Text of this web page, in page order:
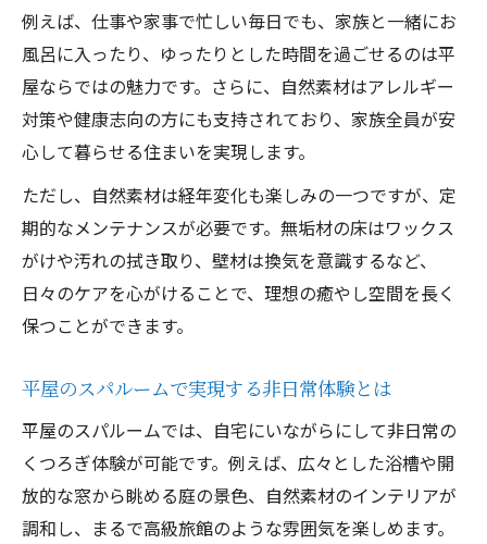
例えば、仕事や家事で忙しい毎日でも、家族と一緒にお
風呂に入ったり、ゆったりとした時間を過ごせるのは平
屋ならではの魅力です。さらに、自然素材はアレルギー
対策や健康志向の方にも支持されており、家族全員が安
心して暮らせる住まいを実現します。
ただし、自然素材は経年変化も楽しみの一つですが、定
期的なメンテナンスが必要です。無垢材の床はワックス
がけや汚れの拭き取り、壁材は換気を意識するなど、
日々のケアを心がけることで、理想の癒やし空間を長く
保つことができます。
平屋のスパルームで実現する非日常体験とは
平屋のスパルームでは、自宅にいながらにして非日常の
くつろぎ体験が可能です。例えば、広々とした浴槽や開
放的な窓から眺める庭の景色、自然素材のインテリアが
調和し、まるで高級旅館のような雰囲気を楽しめます。